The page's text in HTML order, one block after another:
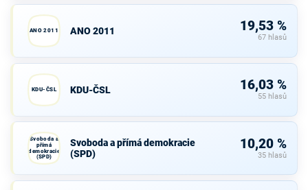
ANO 2011 ANO 2011 19,53 %
67 hlasů
KDU-ČSL KDU-ČSL 16,03 %
55 hlasů
Svoboda a
přímá
demokracie
(SPD)
Svoboda a přímá demokracie
(SPD)
10,20 %
35 hlasů